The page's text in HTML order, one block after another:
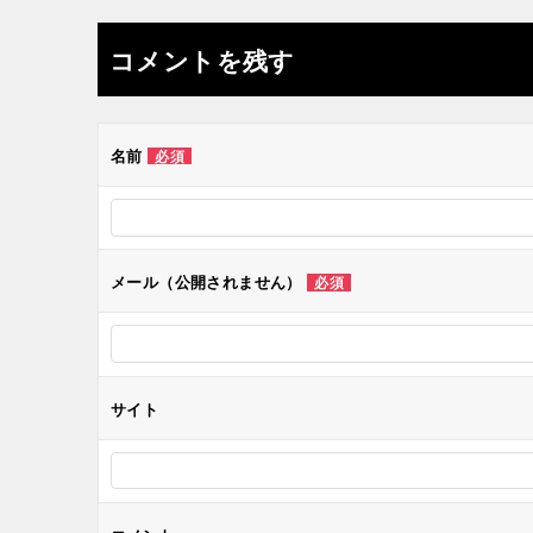
ナ
ビ
ゲ
ー
ン
コメントを残す
名前 必須
メール（公開されません） 必須
サイト